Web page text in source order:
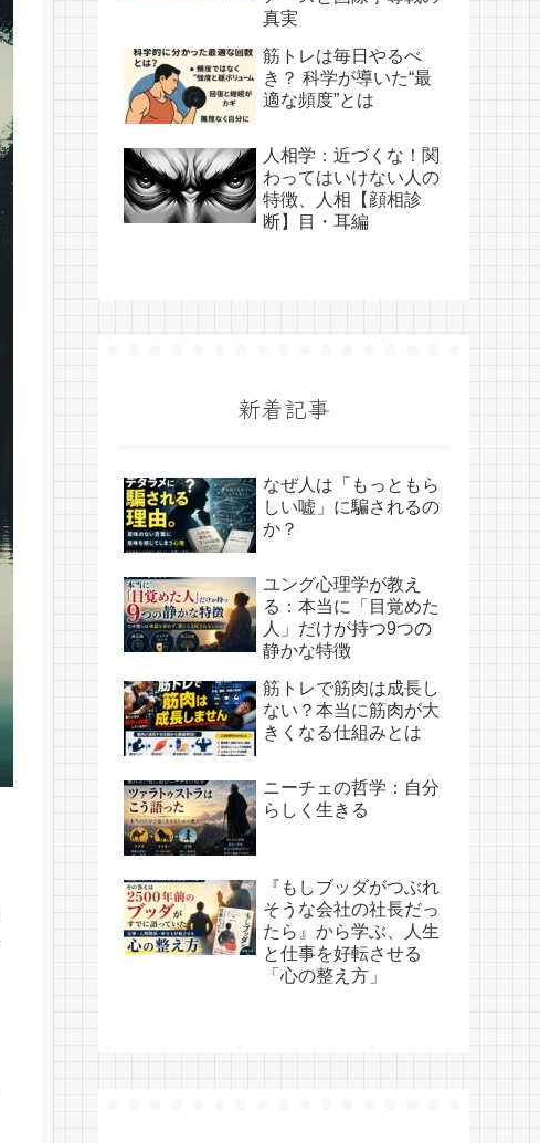
真実
筋トレは毎日やるべ
き？ 科学が導いた“最
適な頻度”とは
人相学：近づくな！関
わってはいけない人の
特徴、人相【顔相診
断】目・耳編
新着記事
なぜ人は「もっともら
しい嘘」に騙されるの
か？
ユング心理学が教え
る：本当に「目覚めた
人」だけが持つ9つの
静かな特徴
筋トレで筋肉は成長し
ない？本当に筋肉が大
きくなる仕組みとは
ニーチェの哲学：自分
らしく生きる
『もしブッダがつぶれ
そうな会社の社長だっ
たら』から学ぶ、人生
と仕事を好転させる
「心の整え方」